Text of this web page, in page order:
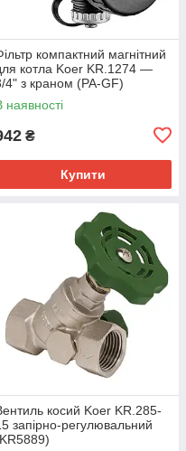
компактний магнітний
котла Koer KR.1274 —
4" з краном (PA-GF)
наявності
₴
Купити
косий Koer KR.285-
запірно-регулювальний